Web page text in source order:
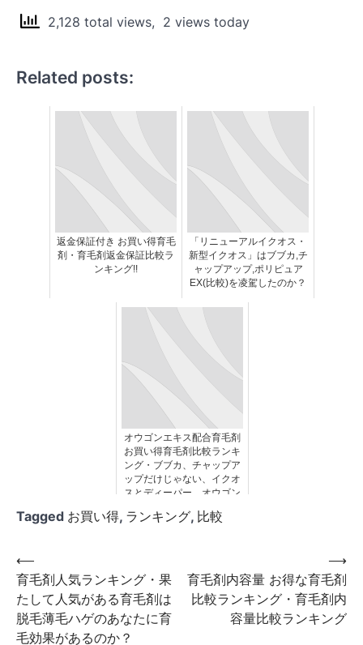
2,128 total views, 2 views today
Related posts:
返金保証付き お買い得育毛
剤・育毛剤返金保証比較ラ
ンキング!!
「リニューアルイクオス・
新型イクオス」はブブカ,チ
ャップアップ,ポリピュア
EX(比較)を凌駕したのか？
オウゴンエキス配合育毛剤
お買い得育毛剤比較ランキ
ング・ブブカ、チャップア
ップだけじゃない、イクオ
スとディーパー、オウゴン
ダクターゼを抑制する！
Tagged お買い得, ランキング, 比較
投
稿
ナ
ビ
⟵
育毛剤人気ランキング・果
たして人気がある育毛剤は
脱毛薄毛ハゲのあなたに育
毛効果があるのか？
育毛剤内容量 お得な育毛剤
比較ランキング・育毛剤内
容量比較ランキング
⟶